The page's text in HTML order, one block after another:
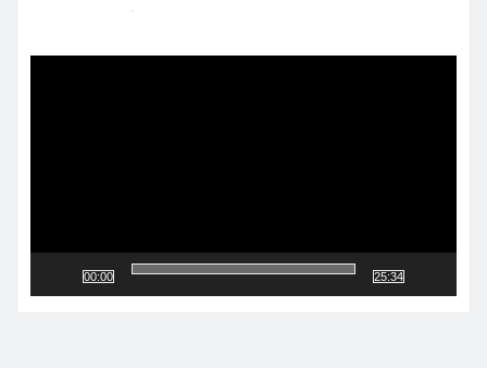
00:00 25:34